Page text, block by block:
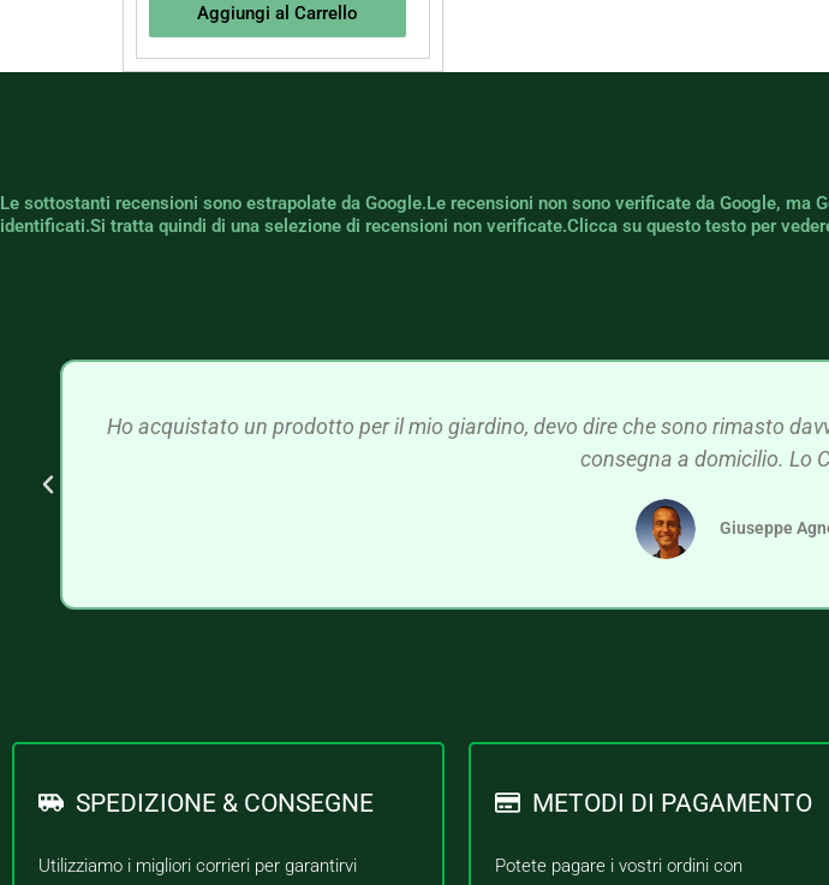
Aggiungi al Carrello
Le sottostanti recensioni sono estrapolate da Google.Le recensioni non sono verificate da Google,
identificati.Si tratta quindi di una selezione di recensioni non verificate.Clicca su questo testo per
Ho acquistato un prodotto per il mio giardino, devo dire che sono rimasto
consegna a domicilio. Lo
Giuseppe
SPEDIZIONE & CONSEGNE
Utilizziamo i migliori corrieri per garantirvi
METODI DI PAGAMENTO
Potete pagare i vostri ordini con